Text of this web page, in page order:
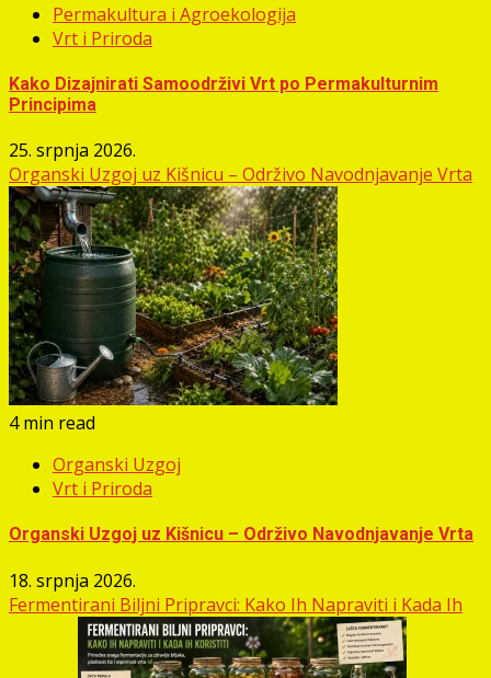
Permakultura i Agroekologija
Vrt i Priroda
Kako Dizajnirati Samoodrživi Vrt po Permakulturnim
Principima
25. srpnja 2026.
Organski Uzgoj uz Kišnicu – Održivo Navodnjavanje Vrta
4 min read
Organski Uzgoj
Vrt i Priroda
Organski Uzgoj uz Kišnicu – Održivo Navodnjavanje Vrta
18. srpnja 2026.
Fermentirani Biljni Pripravci: Kako Ih Napraviti i Kada Ih